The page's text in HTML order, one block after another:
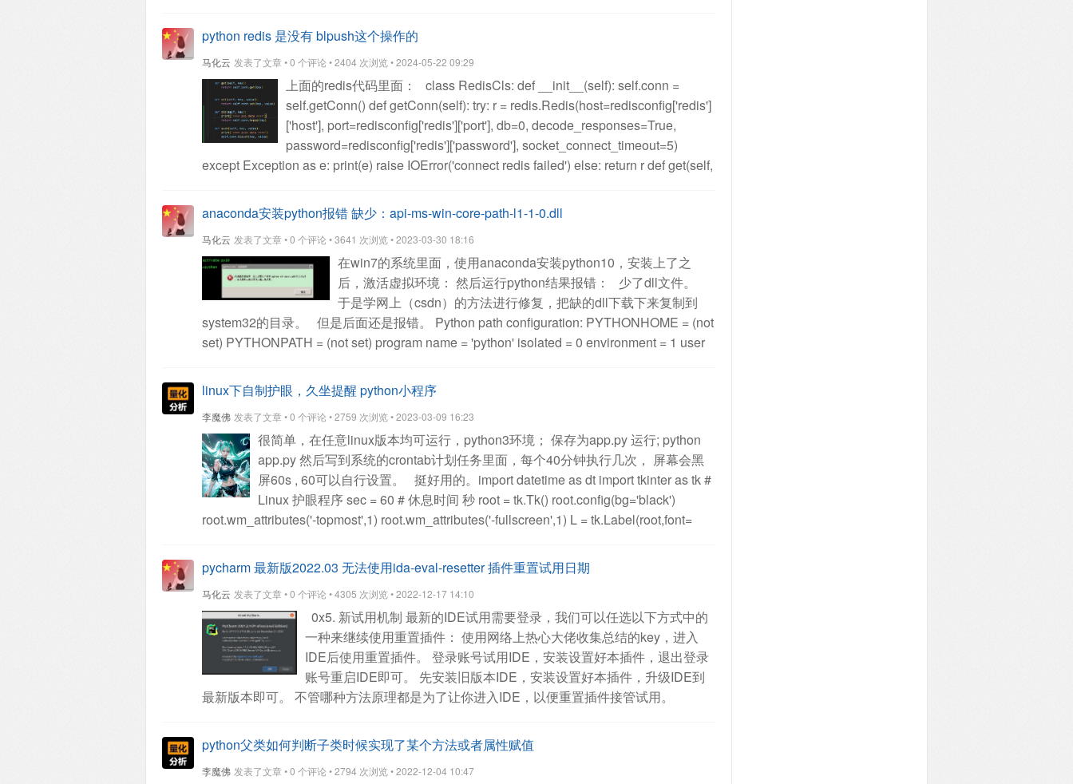
址，填充到这里：<url> <loc>http://30daydo.com/article/1</loc>
type="mobile"/><lastmod>2024-06-30</lastmod>
<priority>0.8</priority></url>只需要替换上面的http://30daydo.com/article/1 地址就可以
了。这个你跟你的完整url规律生成，或者从数据库读取就好了。 然后生成一个文件，自动
复制到文章目录就可以了。 完整源码：https://github.com/Rockyzsu/sitemap_generator
欢迎star，有问题留言。
查看全部
python redis 是没有 blpush这个操作的
马化云 发表了文章 • 0 个评论 • 2404 次浏览 • 2024-05-22 09:29
上面的redis代码里面： class RedisCls: def __init__(self): self.conn =
self.getConn() def getConn(self): try: r = redis.Redis(host=redisconfig['redis']
['host'], port=redisconfig['redis']['port'], db=0, decode_responses=True,
password=redisconfig['redis']['password'], socket_connect_timeout=5)
except Exception as e: print(e) raise IOError('connect redis failed') else: return rdef get(self,
pop(self, key):print('==== pop data ====') return self.conn.brpop(key)
print('==== push data ====') self.conn.blpush(key, value)
'Redis' object has no attribute 'blpush'. Did you mean: 'lpush'?
self.conn.blpush(key, value) python redis里面是没有blpush这个操作的。 也就是没有阻塞
插入这个动作。 比如一个list满了，就阻塞插入数据，在python redis里面是没有这个操作。
你可以用llen 先判读一下长度，然后再决定是否插入就可以了。
查看全部
anaconda安装python报错 缺少：api-ms-win-core-path-l1-1-0.dll
马化云 发表了文章 • 0 个评论 • 3641 次浏览 • 2023-03-30 18:16
在win7的系统里面，使用anaconda安装python10，安装上了之
后，激活虚拟环境： 然后运行python结果报错：
少了dll文件。
于是学网上（csdn）的方法进行修复，把缺的dll下载下来复制到
system32的目录。
但是后面还是报错。 Python path configuration: PYTHONHOME = (not
set) PYTHONPATH = (not set) program name = 'python' isolated = 0 environment = 1 user
sys.base_exec_prefix = '.'sys.executable = '\u0158\x06'
sys.path = ['C:\\anaconda\\python38.zip','.\\DLLs',
init_fs_encoding: failed to get the Python codec of the filesystem encodin
state: core initializedModuleNotFoundError: No module named 'encodings' Current thread
0x000013a8 (most recent call first):后面才发现，win7的机子只能安装python3.8以下的版
本，高版本会报错。
查看全部
linux下自制护眼，久坐提醒 python小程序
李魔佛 发表了文章 • 0 个评论 • 2759 次浏览 • 2023-03-09 16:23
很简单，在任意linux版本均可运行，python3环境； 保存为app.py运行; python
app.py然后写到系统的crontab计划任务里面，每个40分钟执行几次， 屏幕会黑
屏60s , 60可以自行设置。
挺好用的。import datetime as dt import tkinter as tk#
Linux 护眼程序sec = 60 # 休息时间 秒 root = tk.Tk() root.config(bg='black')
root.wm_attributes('-topmost',1) root.wm_attributes('-fullscreen',1) L = tk.Label(root,font=
msg = "{}\n 站起来 {} \n 动一动 {}\n{}"
now = dt.datetime.now() aa = {0:'↑',1:'→',2:'↓',3:'←'}
= {0:'~~_↑_~~',1:'~_↑ ↑_~'} for i in range(sec):
t = msg.format(sec-i,aa[i%4],bb[i%2],
(now+dt.timedelta(seconds=i)).ctime())c = 'Black' # 颜色可以搞随机换
root.after(i*1000,L.config,{'text':t,'fg':c})root.after(sec*1000,root.destroy)root.mainloop()
PS: AI生成的image还真心不错呢。 就是太吃显存了
查看全部
pycharm 最新版2022.03 无法使用ida-eval-resetter 插件重置试用日期
马化云 发表了文章 • 0 个评论 • 4305 次浏览 • 2022-12-17 14:10
0x5. 新试用机制 最新的IDE试用需要登录，我们可以任选以下方式中的
一种来继续使用重置插件： 使用网络上热心大佬收集总结的key，进入
IDE后使用重置插件。
登录账号试用IDE，安装设置好本插件，退出登录
账号重启IDE即可。
先安装旧版本IDE，安装设置好本插件，升级IDE到
最新版本即可。
不管哪种方法原理都是为了让你进入IDE，以便重置插件接管试用。
要使用重置日期插件，那么得要把你的pycharm降级到2021.3版本或者以下。
python父类如何判断子类时候实现了某个方法或者属性赋值
李魔佛 发表了文章 • 0 个评论 • 2794 次浏览 • 2022-12-04 10:47